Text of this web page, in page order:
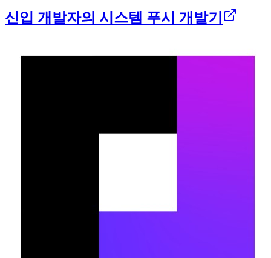
신입 개발자의 시스템 푸시 개발기